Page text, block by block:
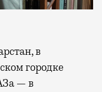
городке
— в